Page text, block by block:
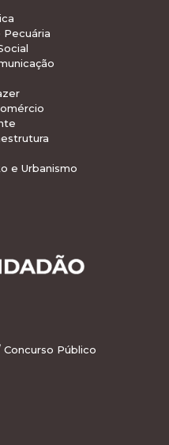
Pecuária
e Urbanismo
Público